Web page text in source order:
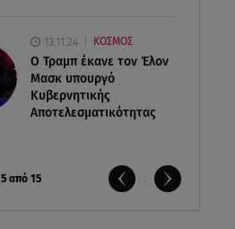
13.11.24 ΚΟΣΜΟΣ
O Τραμπ έκανε τον Έλον
Μασκ υπουργό
Κυβερνητικής
Αποτελεσματικότητας
5 από 15